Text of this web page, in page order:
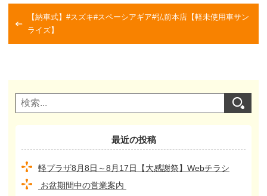
【納車式】#スズキ#スペーシアギア#弘前本店【軽未使用車サン
ライズ】
最近の投稿
軽プラザ8月8日～8月17日【大感謝祭】Webチラシ
お盆期間中の営業案内